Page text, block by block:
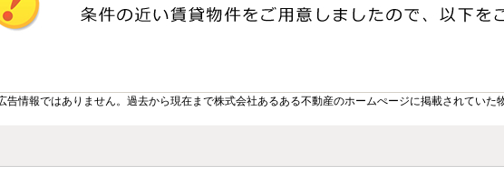
情報ではありません。過去から現在まで株式会社あるある不動産のホームぺージに掲載されていた